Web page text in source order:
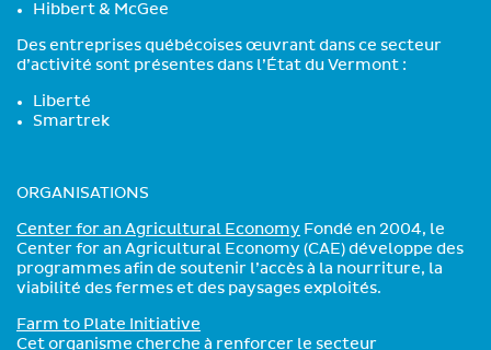
Hibbert & McGee
Des entreprises québécoises œuvrant dans ce secteur
d’activité sont présentes dans l’État du Vermont :
Liberté
Smartrek
ORGANISATIONS
Center for an Agricultural Economy Fondé en 2004, le
Center for an Agricultural Economy (CAE) développe des
programmes afin de soutenir l’accès à la nourriture, la
viabilité des fermes et des paysages exploités.
Farm to Plate Initiative
Cet organisme cherche à renforcer le secteur